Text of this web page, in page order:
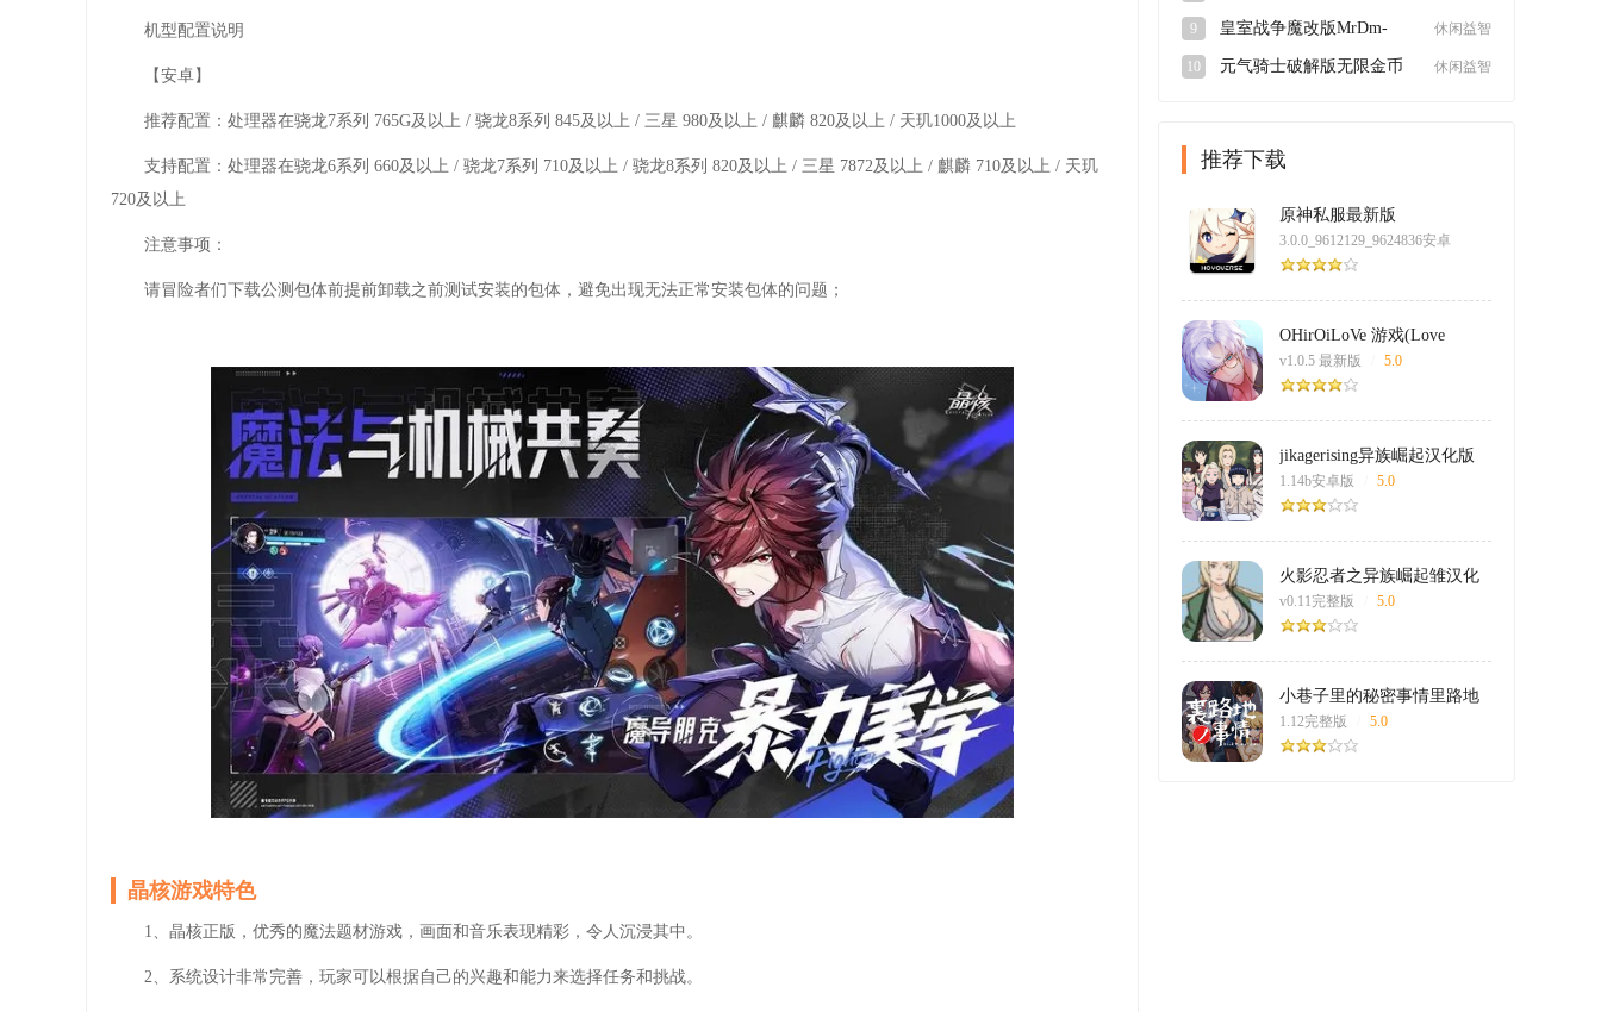
机型配置说明
【安卓】
推荐配置：处理器在骁龙7系列 765G及以上 / 骁龙8系列 845及以上 / 三星 980及以上 / 麒麟 820及以上 / 天玑1000及以上
支持配置：处理器在骁龙6系列 660及以上 / 骁龙7系列 710及以上 / 骁龙8系列 820及以上 / 三星 7872及以上 / 麒麟 710及以上 / 天玑
720及以上
注意事项：
请冒险者们下载公测包体前提前卸载之前测试安装的包体，避免出现无法正常安装包体的问题；
晶核游戏特色
1、晶核正版，优秀的魔法题材游戏，画面和音乐表现精彩，令人沉浸其中。
2、系统设计非常完善，玩家可以根据自己的兴趣和能力来选择任务和挑战。
卓版
9
皇室战争魔改版MrDm-
休闲益智
10
元气骑士破解版无限金币
休闲益智
推荐下载
原神私服最新版
3.0.0_9612129_9624836安卓
版
/ 5.0
OHirOiLoVe 游戏(Love
Pheromone)
v1.0.5 最新版 5.0
jikagerising异族崛起汉化版
1.14b安卓版 5.0
火影忍者之异族崛起雏汉化
版
v0.11完整版 5.0
小巷子里的秘密事情里路地
事情全结局
1.12完整版 5.0